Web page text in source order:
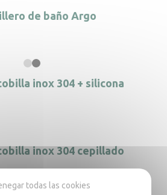
de baño Argo
inox 304 + silicona
inox 304 cepillado
todas las cookies